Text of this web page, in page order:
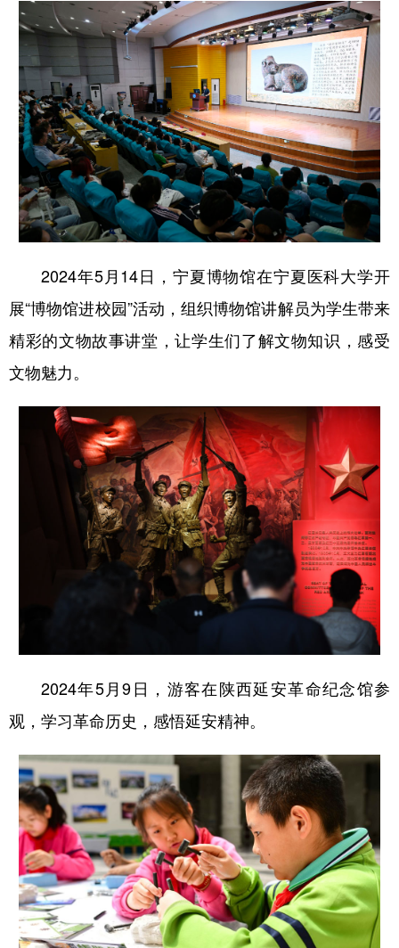
2024年5月14日，宁夏博物馆在宁夏医科大学开
展“博物馆进校园”活动，组织博物馆讲解员为学生带来
精彩的文物故事讲堂，让学生们了解文物知识，感受
文物魅力。
2024年5月9日，游客在陕西延安革命纪念馆参
观，学习革命历史，感悟延安精神。